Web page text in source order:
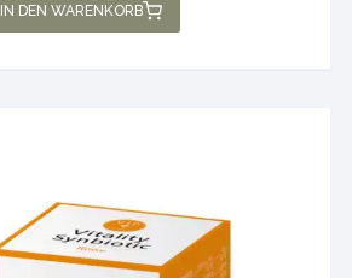
IN DEN WARENKORB